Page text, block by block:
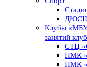
Клубы «МБУ
занятий
СТЦ
ПМК
ПМК